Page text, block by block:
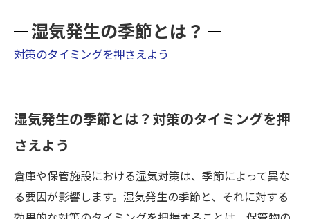
湿気発生の季節とは？
対策のタイミングを押さえよう
湿気発生の季節とは？対策のタイミングを押
さえよう
倉庫や保管施設における湿気対策は、季節によって異な
る要因が影響します。湿気発生の季節と、それに対する